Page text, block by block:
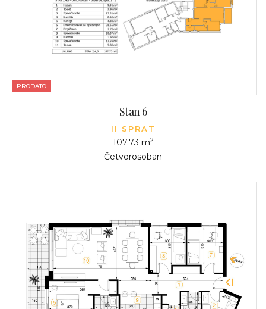
PRODATO
Stan 6
II SPRAT
107.73 m2
Četvorosoban